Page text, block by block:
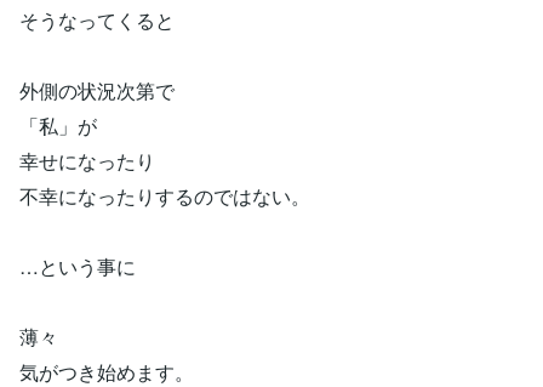
そうなってくると
外側の状況次第で
「私」が
幸せになったり
不幸になったりするのではない。
…という事に
薄々
気がつき始めます。